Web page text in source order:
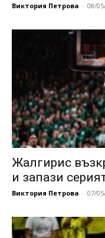
Виктория Петрова - 08/
Жалгирис
и запази
Виктория Петрова - 07/